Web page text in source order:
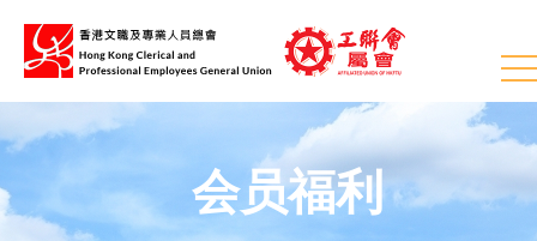
会员福利